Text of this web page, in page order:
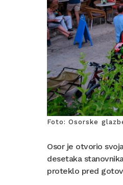
Foto: Osorske
Osor je otvorio
desetaka
proteklo pred